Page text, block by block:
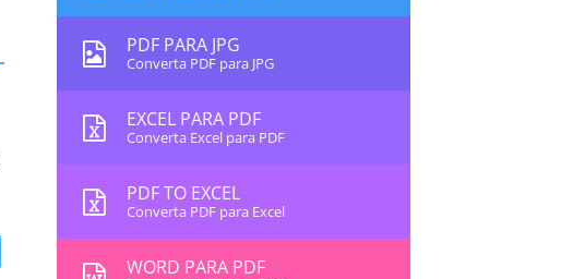
PDF PARA JPG
Converta PDF para JPG
EXCEL PARA PDF
Converta Excel para PDF
PDF TO EXCEL
Converta PDF para Excel
WORD PARA PDF